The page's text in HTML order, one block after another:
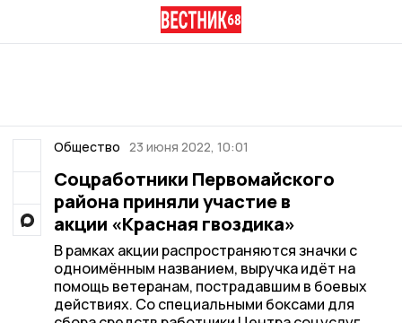
Общество 23 июня 2022, 10:01
Соцработники Первомайского
района приняли участие в
акции «Красная гвоздика»
В рамках акции распространяются значки с
одноимённым названием, выручка идёт на
помощь ветеранам, пострадавшим в боевых
действиях. Со специальными боксами для